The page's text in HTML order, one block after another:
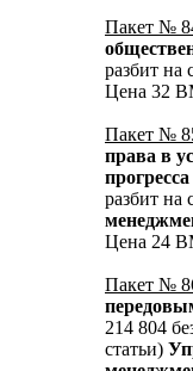
Пакет №
разбит на
Цена 32
Пакет №
права в
прогресса
разбит на
Цена 24
Пакет №
214 804
статьи)